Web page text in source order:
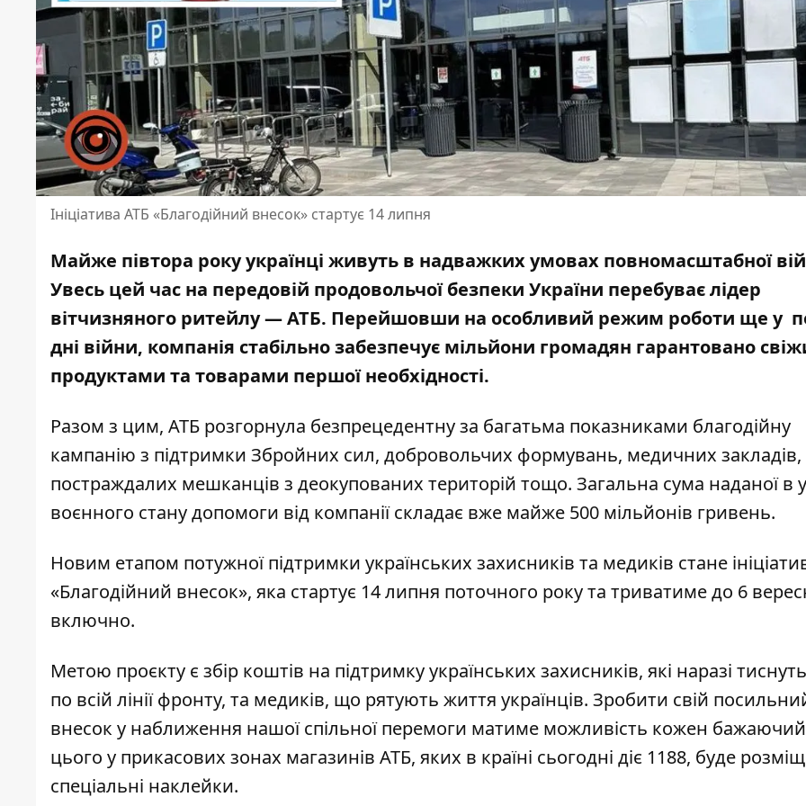
Ініціатива АТБ «Благодійний внесок» стартує 14 липня
Майже півтора року українці живуть в надважких умовах повномасштабної
Увесь цей час на передовій продовольчої безпеки України перебуває лідер
вітчизняного ритейлу — АТБ. Перейшовши на особливий режим роботи ще у
дні війни, компанія стабільно забезпечує мільйони громадян гарантовано
продуктами та товарами першої необхідності.
Разом з цим, АТБ розгорнула безпрецедентну за багатьма показниками благодійну
кампанію з підтримки Збройних сил, добровольчих формувань, медичних закладів,
постраждалих мешканців з деокупованих територій тощо. Загальна сума наданої в
воєнного стану допомоги від компанії складає вже майже 500 мільйонів гривень.
Новим етапом потужної підтримки українських захисників та медиків стане
«Благодійний внесок», яка стартує 14 липня поточного року та триватиме до 6
включно.
Метою проєкту є збір коштів на підтримку українських захисників, які наразі
по всій лінії фронту, та медиків, що рятують життя українців. Зробити свій
внесок у наближення нашої спільної перемоги матиме можливість кожен
цього у прикасових зонах магазинів АТБ, яких в країні сьогодні діє 1188, буде
спеціальні наклейки.